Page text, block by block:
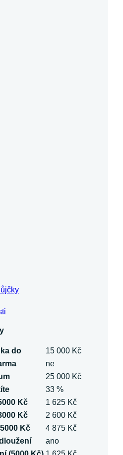
do
15 000 Kč
ne
25 000 Kč
33 %
Kč
1 625 Kč
Kč
2 600 Kč
Kč
4 875 Kč
ano